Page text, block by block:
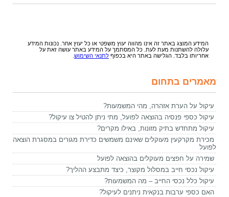
המידע המוצג באתר זה אינו מהווה יעוץ משפטי או כל יעוץ אחר. נכונות המידע
עלולה להשתנות מעת לעת. כל המסתמך על המידע באתר עושה זאת על
אחריותו בלבד. הגלישה באתר היא בכפוף לתנאי השימוש
מאמרים בתחום
עיקול על הערת אזהרה, מהי המשמעות?
עיקול כספי פנסיה בהוצאה לפועל, מתי ניתן להטיל צו עיקול?
עיקול מתחדש בתיק מזונות, באילו מקרים?
מכירת מקרקעין מעוקלים שאינם משמשים כדירת מגורים במסגרת הוצאה
לפועל
שמירה על חפצים מעוקלים בהוצאה לפועל
עיקול נכסי חייב במסלול מקוצר, כיצד מתבצע ההליך?
עיקול כלל נכסי החייב – מה המשמעות?
האם כספי ערבות בנקאית ניתנים לעיקול?